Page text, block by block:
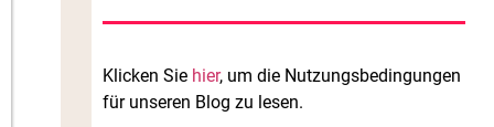
Klicken Sie hier, um die Nutzungsbedingungen
für unseren Blog zu lesen.